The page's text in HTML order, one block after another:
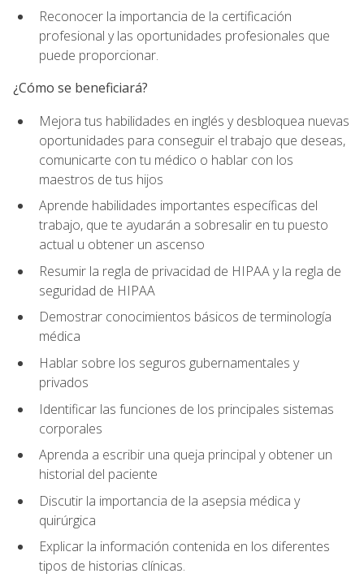
Reconocer la importancia de la certificación
profesional y las oportunidades profesionales que
puede proporcionar.
¿Cómo se beneficiará?
Mejora tus habilidades en inglés y desbloquea nuevas
oportunidades para conseguir el trabajo que deseas,
comunicarte con tu médico o hablar con los
maestros de tus hijos
Aprende habilidades importantes específicas del
trabajo, que te ayudarán a sobresalir en tu puesto
actual u obtener un ascenso
Resumir la regla de privacidad de HIPAA y la regla de
seguridad de HIPAA
Demostrar conocimientos básicos de terminología
médica
Hablar sobre los seguros gubernamentales y
privados
Identificar las funciones de los principales sistemas
corporales
Aprenda a escribir una queja principal y obtener un
historial del paciente
Discutir la importancia de la asepsia médica y
quirúrgica
Explicar la información contenida en los diferentes
tipos de historias clínicas.